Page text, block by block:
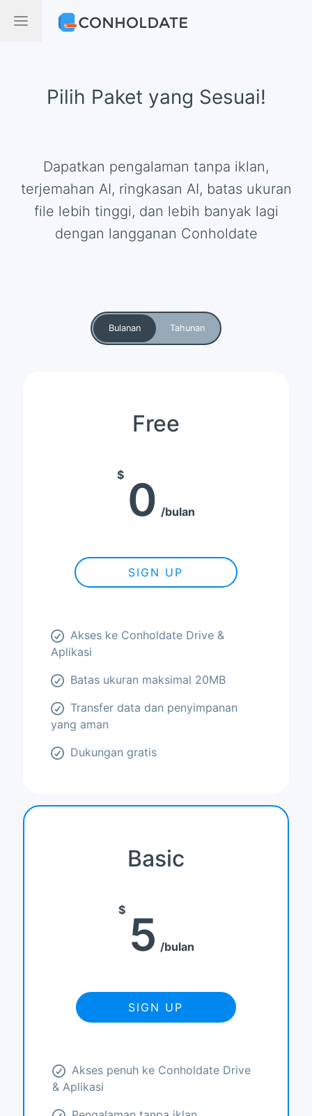
Pilih Paket yang Sesuai!
Dapatkan pengalaman tanpa iklan,
terjemahan AI, ringkasan AI, batas ukuran
file lebih tinggi, dan lebih banyak lagi
dengan langganan Conholdate
Bulanan Tahunan
Free
$ 0 bulan
SIGN UP
Akses ke Conholdate Drive &
Aplikasi
Batas ukuran maksimal 20MB
Transfer data dan penyimpanan
yang aman
Dukungan gratis
Basic
$ 5 bulan
SIGN UP
Akses penuh ke Conholdate Drive
& Aplikasi